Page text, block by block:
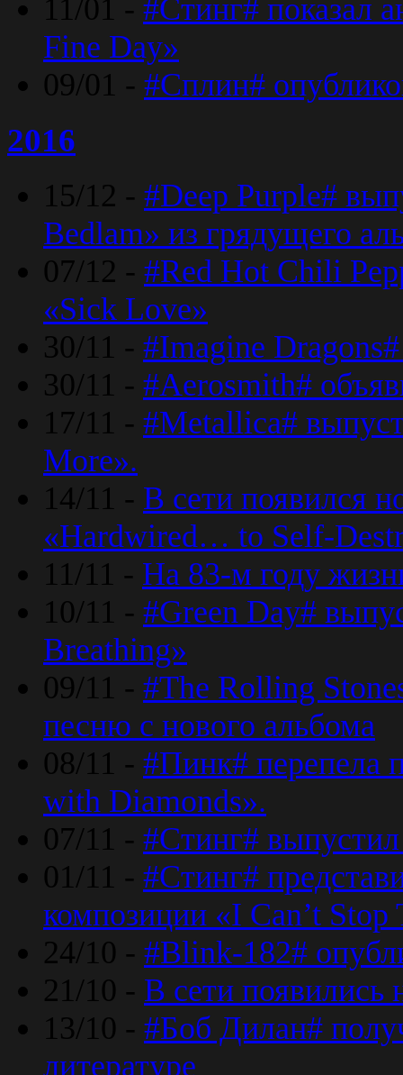
11/01 - #Стинг# показал
Fine Day»
09/01 - #Сплин#
2016
15/12 - #Deep Purple#
Bedlam» из грядущего
07/12 - #Red Hot Chili
«Sick Love»
30/11 - #Imagine
30/11 - #Aerosmith#
17/11 - #Metallica#
More».
14/11 - В сети появился
«Hardwired… to Self-
11/11 - На 83-м году
10/11 - #Green Day#
Breathing»
09/11 - #The Rolling
песню с нового альбома
08/11 - #Пинк# перепела
with Diamonds».
07/11 - #Стинг#
01/11 - #Стинг#
композиции «I Can’t
24/10 - #Blink-182#
21/10 - В сети появились
13/10 - #Боб Дилан#
литературе